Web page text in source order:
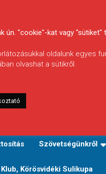
Szövetségünkről
Körösvidéki Sulikupa
"cookie"-kat vagy "sütiket"
oldalunk egyes
olvashat a sütikről.